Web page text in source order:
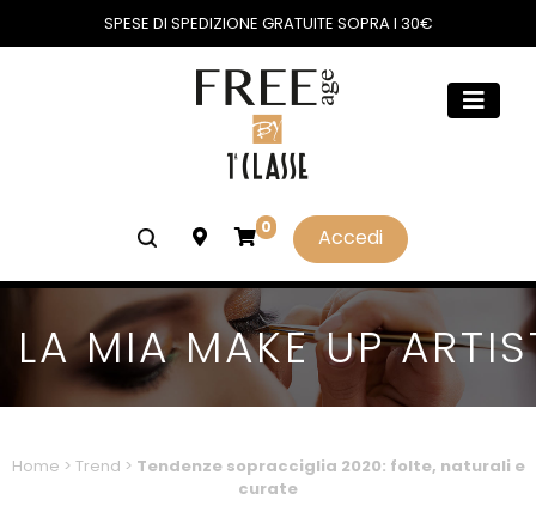
SPESE DI SPEDIZIONE GRATUITE SOPRA I 30€
0 Accedi
LA MIA MAKE UP
Home > Trend > Tendenze sopracciglia 2020: folte, naturali e
curate